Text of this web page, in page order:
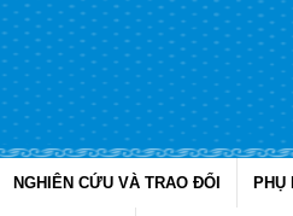
NGHIÊN CỨU VÀ TRAO ĐỔI PHỤ